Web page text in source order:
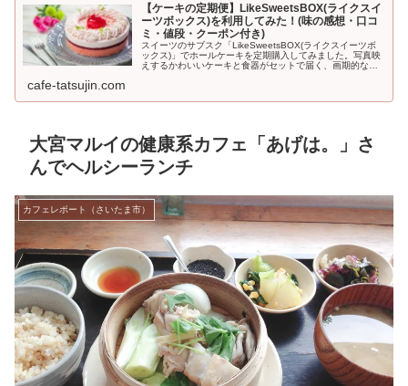
【ケーキの定期便】LikeSweetsBOX(ライクスイ
ーツボックス)を利用してみた！(味の感想・口コ
ミ・値段・クーポン付き)
スイーツのサブスク「LikeSweetsBOX(ライクスイーツボ
ックス)」でホールケーキを定期購入してみました。写真映
えするかわいいケーキと食器がセットで届く、画期的なサ
cafe-tatsujin.com
大宮マルイの健康系カフェ「あげは。」さ
んでヘルシーランチ
カフェレポート（さいたま市）